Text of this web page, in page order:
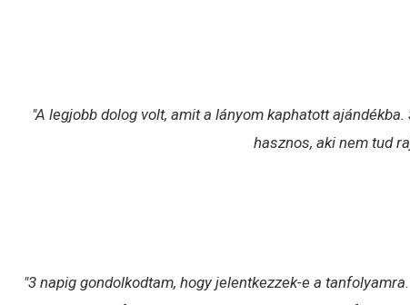
"A legjobb dolog volt, amit a lányom kaphatott
hasznos, aki nem tud
"3 napig gondolkodtam, hogy jelentkezzek-e a